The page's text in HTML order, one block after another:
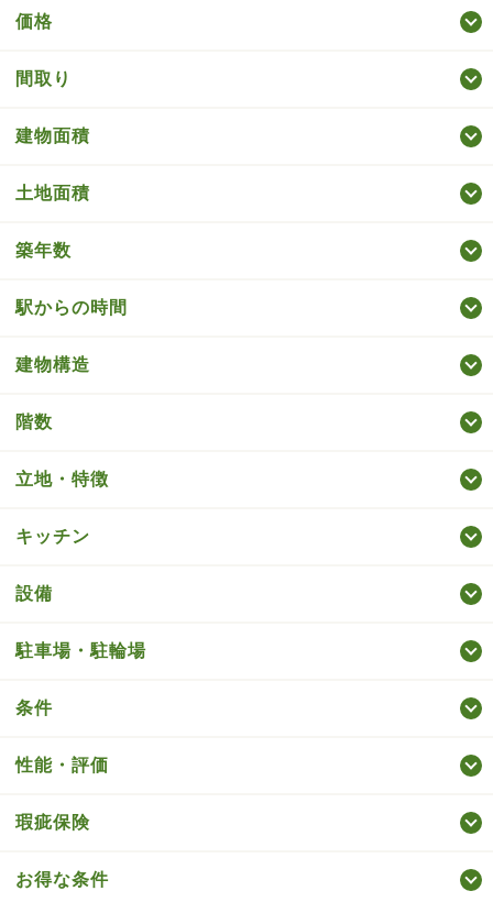
価格
間取り
建物面積
土地面積
築年数
駅からの時間
建物構造
階数
立地・特徴
キッチン
設備
駐車場・駐輪場
条件
性能・評価
瑕疵保険
お得な条件